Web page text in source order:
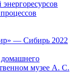
— Сибирь 2022
домашнего
музее А. С.